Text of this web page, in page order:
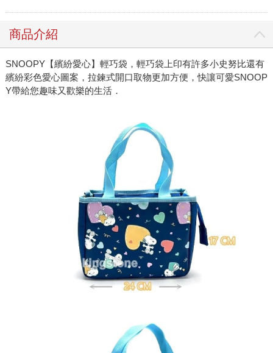
商品介紹
SNOOPY【繽紛愛心】輕巧袋，輕巧袋上印有許多小史努比還有
繽紛彩色愛心圖案，拉鍊式開口取物更加方便，快讓可愛SNOOP
Y帶給您趣味又歡樂的生活．